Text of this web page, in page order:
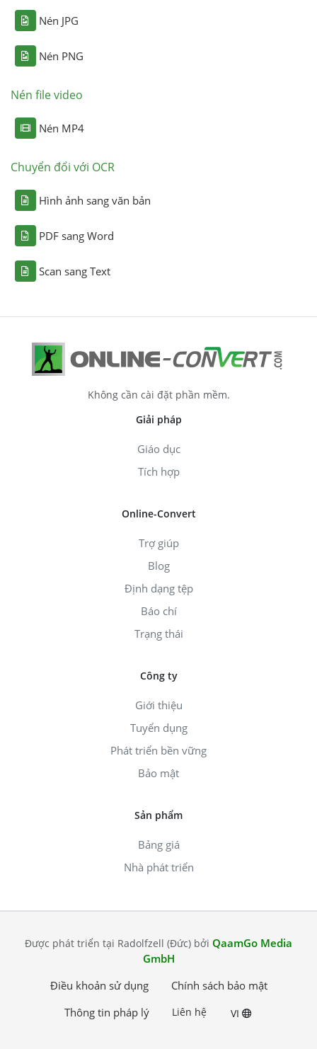
Nén JPG
Nén PNG
Nén file video
Nén MP4
Chuyển đổi với OCR
Hình ảnh sang văn bản
PDF sang Word
Scan sang Text
Không cần cài đặt phần mềm.
Giải pháp
Giáo dục
Tích hợp
Online-Convert
Trợ giúp
Blog
Định dạng tệp
Báo chí
Trạng thái
Công ty
Giới thiệu
Tuyển dụng
Phát triển bền vững
Bảo mật
Sản phẩm
Bảng giá
Nhà phát triển
Được phát triển tại Radolfzell (Đức) bởi QaamGo Media
GmbH
Điều khoản sử dụng
Chính sách bảo mật
Thông tin pháp lý
Liên hệ VI